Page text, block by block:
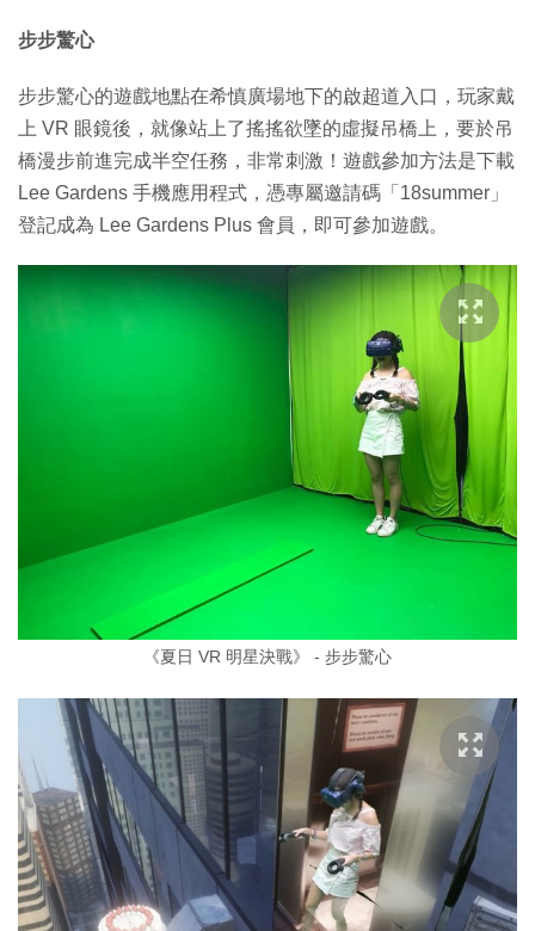
步步驚心
步步驚心的遊戲地點在希慎廣場地下的啟超道入口，玩家戴
上 VR 眼鏡後，就像站上了搖搖欲墜的虛擬吊橋上，要於吊
橋漫步前進完成半空任務，非常刺激！遊戲參加方法是下載
Lee Gardens 手機應用程式，憑專屬邀請碼「18summer」
登記成為 Lee Gardens Plus 會員，即可參加遊戲。
《夏日 VR 明星決戰》 - 步步驚心